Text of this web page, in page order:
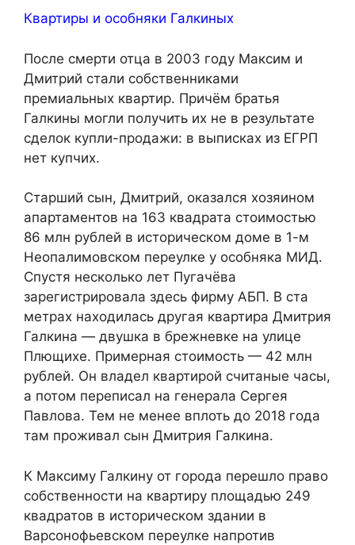
Квартиры и особняки Галкиных
После смерти отца в 2003 году Максим и
Дмитрий стали собственниками
премиальных квартир. Причём братья
Галкины могли получить их не в результате
сделок купли-продажи: в выписках из ЕГРП
нет купчих.
Старший сын, Дмитрий, оказался хозяином
апартаментов на 163 квадрата стоимостью
86 млн рублей в историческом доме в 1-м
Неопалимовском переулке у особняка МИД.
Спустя несколько лет Пугачёва
зарегистрировала здесь фирму АБП. В ста
метрах находилась другая квартира Дмитрия
Галкина — двушка в брежневке на улице
Плющихе. Примерная стоимость — 42 млн
рублей. Он владел квартирой считаные часы,
а потом переписал на генерала Сергея
Павлова. Тем не менее вплоть до 2018 года
там проживал сын Дмитрия Галкина.
К Максиму Галкину от города перешло право
собственности на квартиру площадью 249
квадратов в историческом здании в
Варсонофьевском переулке напротив